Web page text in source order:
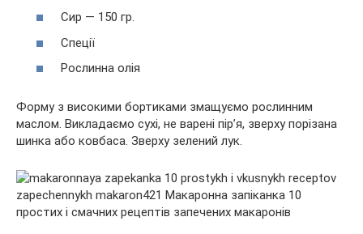
Сир — 150 гр.
Спеції
Рослинна олія
Форму з високими бортиками змащуємо рослинним
маслом. Викладаємо сухі, не варені пір’я, зверху порізана
шинка або ковбаса. Зверху зелений лук.